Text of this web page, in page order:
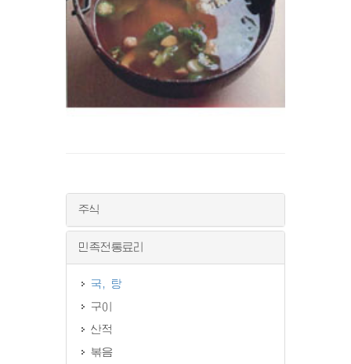
주식
민족전통료리
국, 탕
구이
산적
볶음